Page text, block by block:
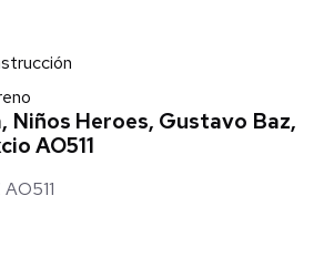
Niños Heroes, Gustavo Baz,
AO511